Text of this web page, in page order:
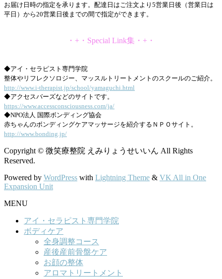
お届け日時の指定を承ります。配達日はご注文より5営業日後（営業日は
平日）から20営業日後までの間で指定ができます。
・+・Special Link集・+・
◆アイ・セラピスト専門学院
整体やリフレクソロジー、マッスルトリートメントのスクールのご紹介。
http://www.i-therapist.jp/school/yamaguchi.html
◆アクセスバーズなどのサイトです。
https://www.accessconsciousness.com/ja/
◆NPO法人 国際ボンディング協会
赤ちゃんのボンディングケアマッサージを紹介するＮＰＯサイト。
http://www.bonding.jp/
Copyright © 微笑療整院 えみりょうせいいん All Rights
Reserved.
Powered by WordPress with Lightning Theme & VK All in One
Expansion Unit
MENU
アイ・セラピスト専門学院
ボディケア
全身調整コース
産後産前骨盤ケア
お顔の整体
アロマトリートメント